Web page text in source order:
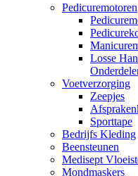
Pedicuremotoren
Losse
Voetverzorging
Zeepjes
Sporttape
Bedrijfs Kleding
Beensteunen
Medisept
Mondmaskers